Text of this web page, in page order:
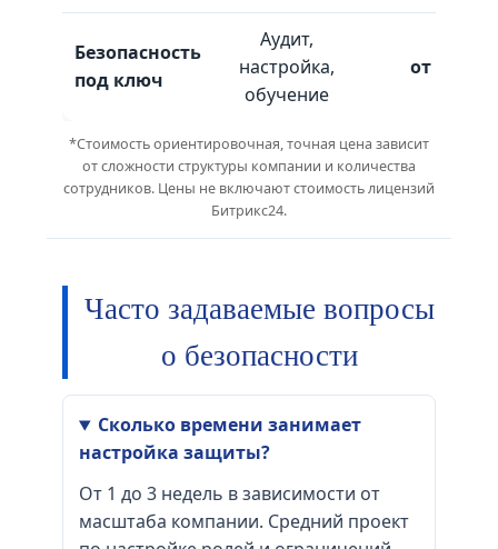
Безопасность
под ключ
Аудит,
настройка,
обучение
от 30 000
*Стоимость ориентировочная, точная цена зависит
от сложности структуры компании и количества
сотрудников. Цены не включают стоимость лицензий
Битрикс24.
Часто задаваемые вопросы
о безопасности
Сколько времени занимает
настройка защиты?
От 1 до 3 недель в зависимости от
масштаба компании. Средний проект